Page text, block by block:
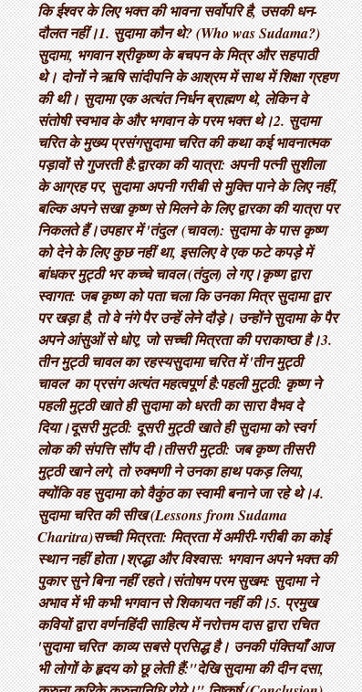
कि ईश्वर के लिए भक्त की भावना सर्वोपरि है, उसकी धन-
दौलत नहीं। ​1. सुदामा कौन थे? (Who was Sudama?) ​
सुदामा, भगवान श्रीकृष्ण के बचपन के मित्र और सहपाठी
थे। दोनों ने ऋषि सांदीपनि के आश्रम में साथ में शिक्षा ग्रहण
की थी। सुदामा एक अत्यंत निर्धन ब्राह्मण थे, लेकिन वे
संतोषी स्वभाव के और भगवान के परम भक्त थे। ​2. सुदामा
चरित के मुख्य प्रसंग ​सुदामा चरित की कथा कई भावनात्मक
पड़ावों से गुजरती है: ​द्वारका की यात्रा: अपनी पत्नी सुशीला
के आग्रह पर, सुदामा अपनी गरीबी से मुक्ति पाने के लिए नहीं,
बल्कि अपने सखा कृष्ण से मिलने के लिए द्वारका की यात्रा पर
निकलते हैं। ​उपहार में 'तंदुल' (चावल): सुदामा के पास कृष्ण
को देने के लिए कुछ नहीं था, इसलिए वे एक फटे कपड़े में
बांधकर मुट्ठी भर कच्चे चावल (तंदुल) ले गए। ​कृष्ण द्वारा
स्वागत: जब कृष्ण को पता चला कि उनका मित्र सुदामा द्वार
पर खड़ा है, तो वे नंगे पैर उन्हें लेने दौड़े। उन्होंने सुदामा के पैर
अपने आंसुओं से धोए, जो सच्ची मित्रता की पराकाष्ठा है। ​3.
तीन मुट्ठी चावल का रहस्य ​सुदामा चरित में 'तीन मुट्ठी
चावल' का प्रसंग अत्यंत महत्वपूर्ण है: ​पहली मुट्ठी: कृष्ण ने
पहली मुट्ठी खाते ही सुदामा को धरती का सारा वैभव दे
दिया। ​दूसरी मुट्ठी: दूसरी मुट्ठी खाते ही सुदामा को स्वर्ग
लोक की संपत्ति सौंप दी। ​तीसरी मुट्ठी: जब कृष्ण तीसरी
मुट्ठी खाने लगे, तो रुक्मणी ने उनका हाथ पकड़ लिया,
क्योंकि वह सुदामा को वैकुंठ का स्वामी बनाने जा रहे थे। ​4.
सुदामा चरित की सीख (Lessons from Sudama
Charitra) ​सच्ची मित्रता: मित्रता में अमीरी-गरीबी का कोई
स्थान नहीं होता। ​श्रद्धा और विश्वास: भगवान अपने भक्त की
पुकार सुने बिना नहीं रहते। ​संतोषम परम सुखम: सुदामा ने
अभाव में भी कभी भगवान से शिकायत नहीं की। ​5. प्रमुख
कवियों द्वारा वर्णन ​हिंदी साहित्य में नरोत्तम दास द्वारा रचित
'सुदामा चरित' काव्य सबसे प्रसिद्ध है। उनकी पंक्तियाँ आज
भी लोगों के हृदय को छू लेती हैं: ​"देखि सुदामा की दीन दसा,